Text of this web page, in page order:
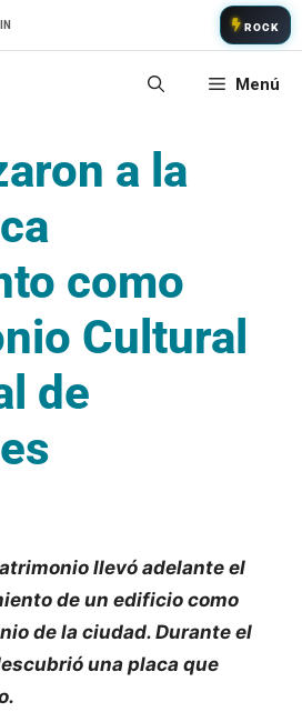
ROCK
Menú
a la
como
Cultural
de
llevó adelante el
de un edificio como
de la ciudad. Durante el
una placa que